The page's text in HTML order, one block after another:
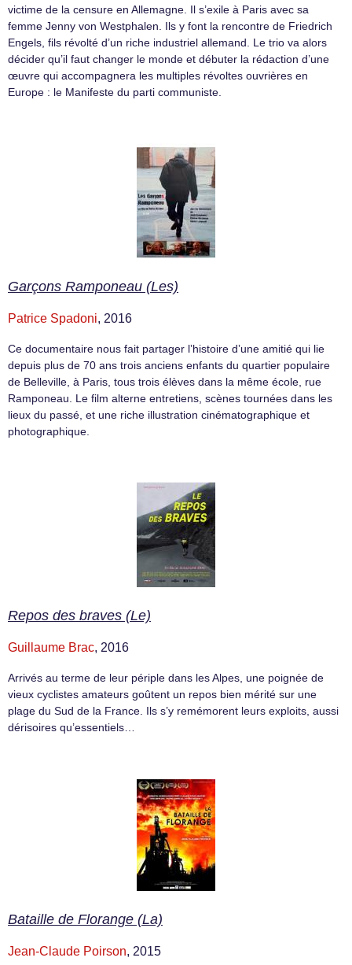
victime de la censure en Allemagne. Il s’exile à Paris avec sa
femme Jenny von Westphalen. Ils y font la rencontre de Friedrich
Engels, fils révolté d’un riche industriel allemand. Le trio va alors
décider qu’il faut changer le monde et débuter la rédaction d’une
œuvre qui accompagnera les multiples révoltes ouvrières en
Europe : le Manifeste du parti communiste.
Garçons Ramponeau (Les)
Patrice Spadoni, 2016
Ce documentaire nous fait partager lʼhistoire dʼune amitié qui lie
depuis plus de 70 ans trois anciens enfants du quartier populaire
de Belleville, à Paris, tous trois élèves dans la même école, rue
Ramponeau. Le film alterne entretiens, scènes tournées dans les
lieux du passé, et une riche illustration cinématographique et
photographique.
Repos des braves (Le)
Guillaume Brac, 2016
Arrivés au terme de leur périple dans les Alpes, une poignée de
vieux cyclistes amateurs goûtent un repos bien mérité sur une
plage du Sud de la France. Ils s’y remémorent leurs exploits, aussi
dérisoires qu’essentiels…
Bataille de Florange (La)
Jean-Claude Poirson, 2015